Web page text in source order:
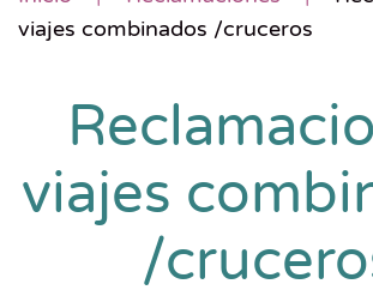
viajes combinados /cruceros
viajes
/